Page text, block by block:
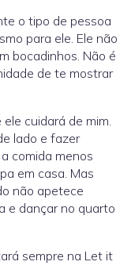
o tipo de pessoa
para ele. Ele não
bocadinhos. Não é
de te mostrar
cuidará de mim.
lado e fazer
comida menos
em casa. Mas
não apetece
e dançar no quarto
sempre na Let it